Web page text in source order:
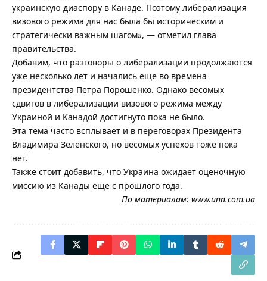
украинскую диаспору в Канаде. Поэтому либерализация
визового режима для нас была бы историческим и
стратегически важным шагом», — отметил глава
правительства.
Добавим, что разговоры о либерализации продолжаются
уже несколько лет и начались еще во времена
президентства Петра Порошенко. Однако весомых
сдвигов в либерализации визового режима между
Украиной и Канадой достигнуто пока не было.
Эта тема часто всплывает и в переговорах Президента
Владимира Зеленского, но весомых успехов тоже пока
нет.
Также стоит добавить, что Украина ожидает оценочную
миссию из Канады еще с прошлого года.
По материалам: www.unn.com.ua